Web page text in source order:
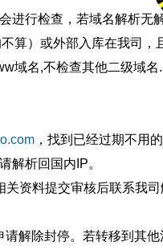
进行检查，若域名解析无
算）或外部入库在我司，
域名,不检查其他二级域名.
，找到已经过期不用
解析回国内IP。
关资料提交审核后联系我司
请解除封停。若转移到其他